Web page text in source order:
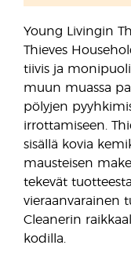
Young Livingin
Thieves
tiivis ja
muun muassa
pölyjen
irrottamiseen.
sisällä kovia
mausteisen
tekevät
vieraanvarainen
Cleanerin
kodilla.